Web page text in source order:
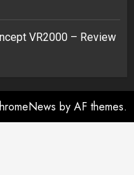
VR2000 – Review
by AF themes.